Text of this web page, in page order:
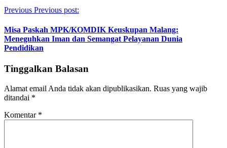
Previous Previous post:
Misa Paskah MPK/KOMDIK Keuskupan Malang:
Meneguhkan Iman dan Semangat Pelayanan Dunia
Pendidikan
Tinggalkan Balasan
Alamat email Anda tidak akan dipublikasikan. Ruas yang wajib
ditandai *
Komentar *